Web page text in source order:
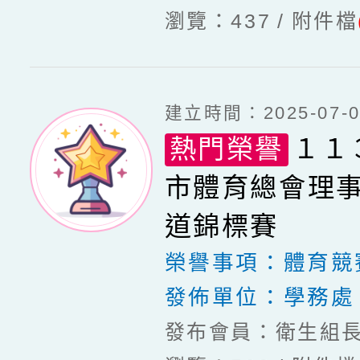
瀏覽：437
附件檔
建立時間：2025-07-
熱門榮譽 １
市體育總會理
道錦標賽
榮譽事項： 體育競
發佈單位： 學務處
發布會員：衛生組